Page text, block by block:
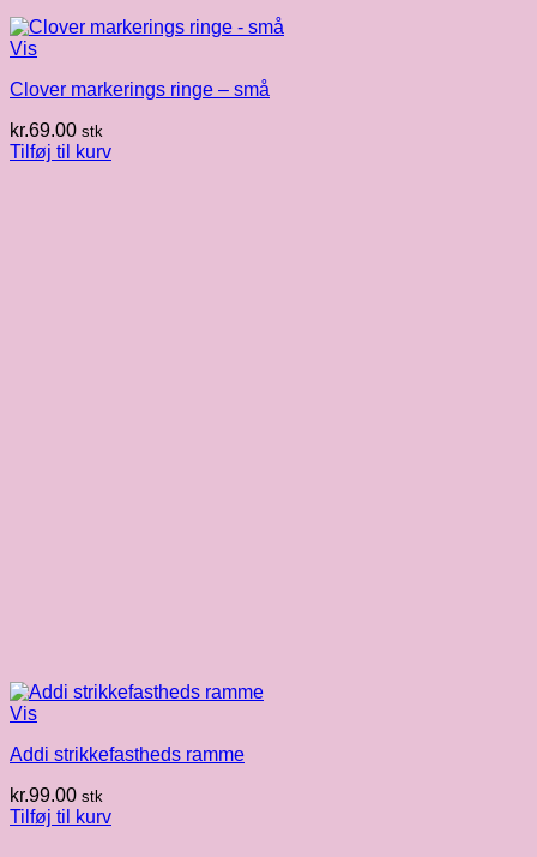
Vis
Clover markerings ringe – små
kr.69.00 stk
Tilføj til kurv
Vis
Addi strikkefastheds ramme
kr.99.00 stk
Tilføj til kurv